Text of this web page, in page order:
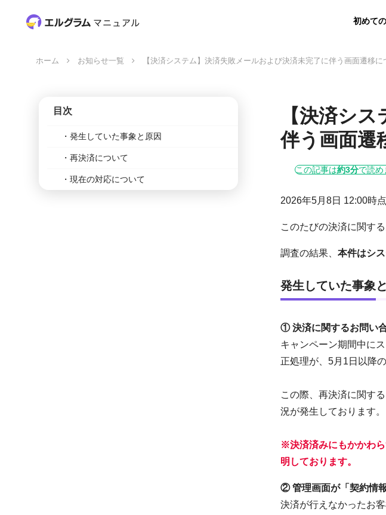
初めて
ホーム お知らせ一覧 【決済システム】決済失敗メールおよび決済未完了に伴う画面遷移に
【決済シ
伴う画面遷
この記事は約3分で読め
2026年5月8日 12:00時点
このたびの決済に関す
調査の結果、 本件はシ
発生していた事象
① 決済に関するお問い
キャンペーン期間中に
正処理が、5月1日以降
この際、再決済に関す
況が発生しております。
※決済済みにもかかわ
明しております。
② 管理画面が「契約情
決済が行えなかったお
目次
発生していた事象と原因
再決済について
現在の対応について